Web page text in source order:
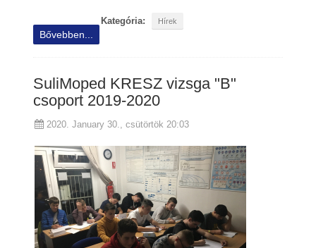
Kategória: Hírek
Bővebben...
SuliMoped KRESZ vizsga "B"
csoport 2019-2020
2020. January 30., csütörtök 20:03